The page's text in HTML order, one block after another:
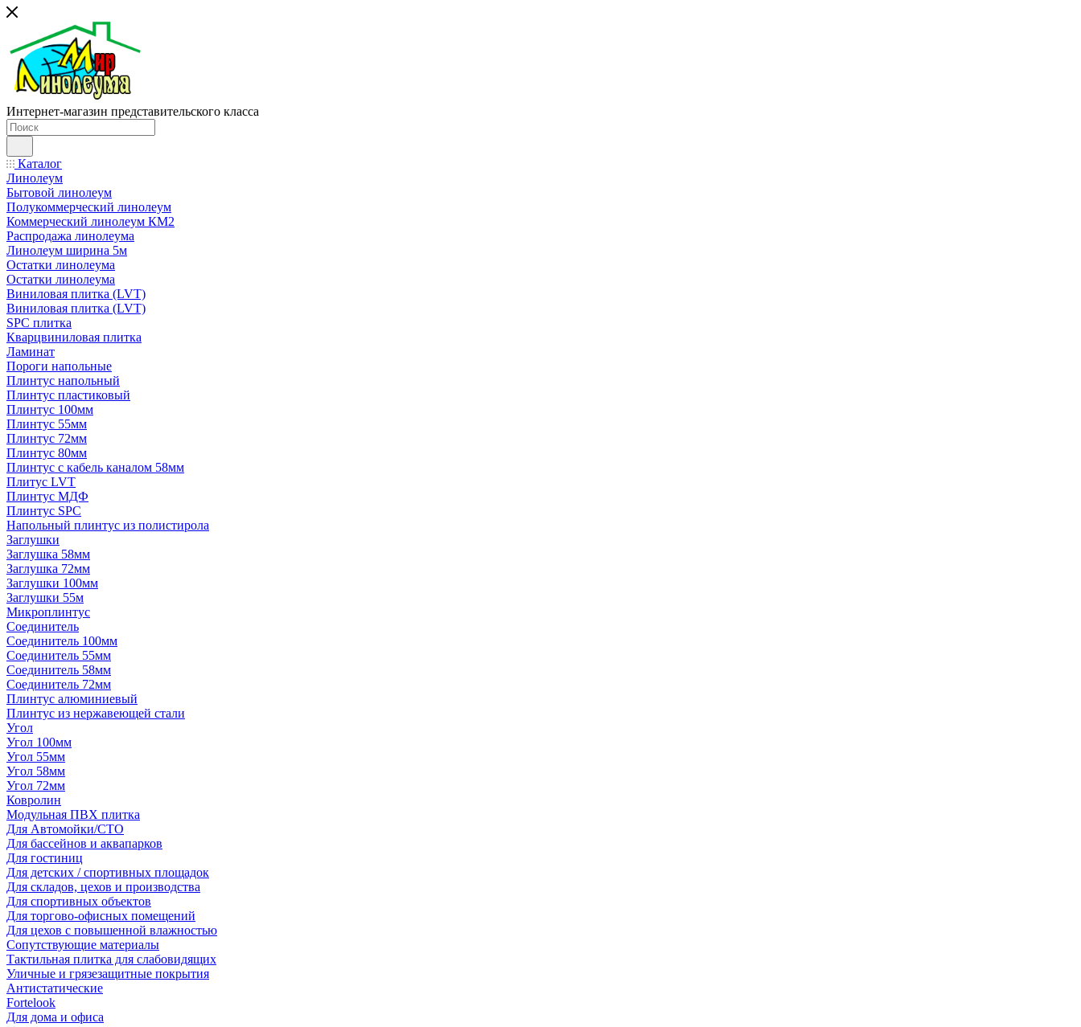
Интернет-магазин представительского класса
Каталог
Линолеум
Бытовой линолеум
Полукоммерческий линолеум
Коммерческий линолеум КМ2
Распродажа линолеума
Линолеум ширина 5м
Остатки линолеума
Остатки линолеума
Виниловая плитка (LVT)
Виниловая плитка (LVT)
SPC плитка
Кварцвиниловая плитка
Ламинат
Пороги напольные
Плинтус напольный
Плинтус пластиковый
Плинтус 100мм
Плинтус 55мм
Плинтус 72мм
Плинтус 80мм
Плинтус с кабель каналом 58мм
Плитус LVT
Плинтус МДФ
Плинтус SPC
Напольный плинтус из полистирола
Заглушки
Заглушка 58мм
Заглушка 72мм
Заглушки 100мм
Заглушки 55м
Микроплинтус
Соединитель
Соединитель 100мм
Соединитель 55мм
Соединитель 58мм
Соединитель 72мм
Плинтус алюминиевый
Плинтус из нержавеющей стали
Угол
Угол 100мм
Угол 55мм
Угол 58мм
Угол 72мм
Ковролин
Модульная ПВХ плитка
Для Автомойки/СТО
Для бассейнов и аквапарков
Для гостиниц
Для детских / спортивных площадок
Для складов, цехов и производства
Для спортивных объектов
Для торгово-офисных помещений
Для цехов с повышенной влажностью
Сопутствующие материалы
Тактильная плитка для слабовидящих
Уличные и грязезащитные покрытия
Антистатические
Fortelook
Для дома и офиса